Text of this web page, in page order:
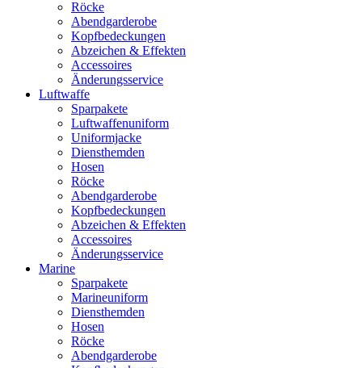
Röcke
Abendgarderobe
Kopfbedeckungen
Abzeichen & Effekten
Accessoires
Änderungsservice
Luftwaffe
Sparpakete
Luftwaffenuniform
Uniformjacke
Diensthemden
Hosen
Röcke
Abendgarderobe
Kopfbedeckungen
Abzeichen & Effekten
Accessoires
Änderungsservice
Marine
Sparpakete
Marineuniform
Diensthemden
Hosen
Röcke
Abendgarderobe